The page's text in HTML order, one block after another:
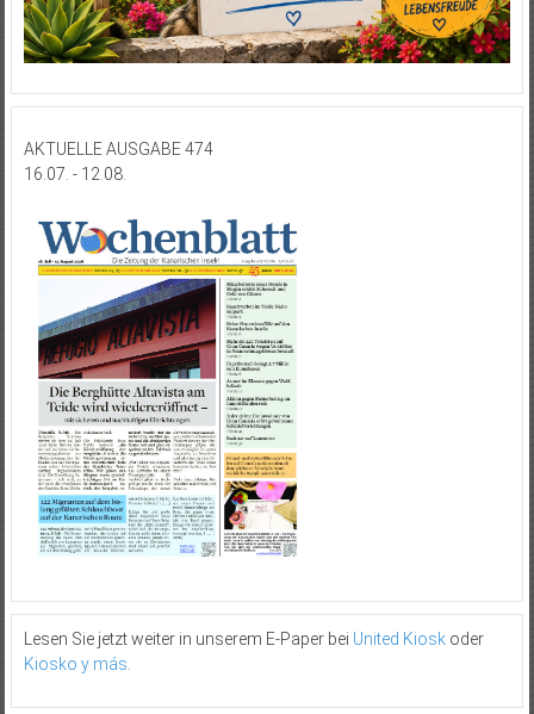
AKTUELLE AUSGABE 474
16.07. - 12.08.
Lesen Sie jetzt weiter in unserem E-Paper bei United Kioskoder
Kiosko y más.